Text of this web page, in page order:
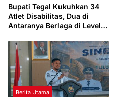
Bupati Tegal Kukuhkan 34
Atlet Disabilitas, Dua di
Antaranya Berlaga di Level
Berita Utama